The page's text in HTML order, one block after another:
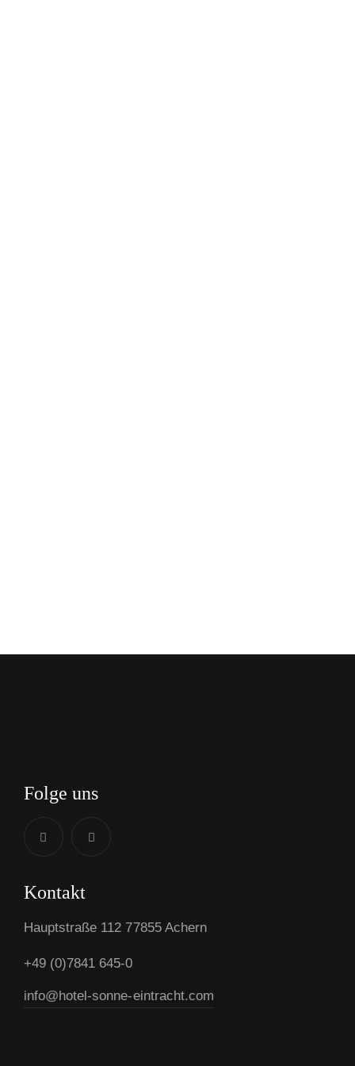
Folge uns
Kontakt
Hauptstraße 112 77855 Achern
+49 (0)7841 645-0
info@hotel-sonne-eintracht.com